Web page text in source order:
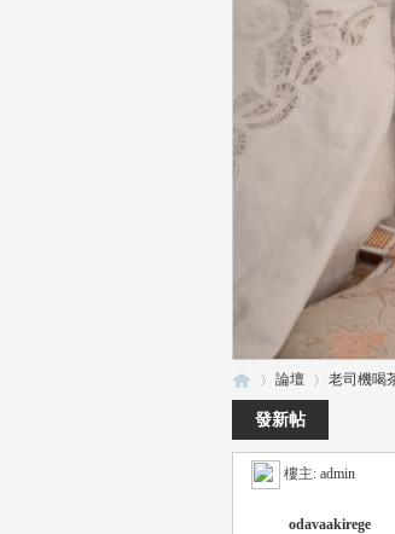
»
論壇
›
老司機喝
發新帖
樓主: admin
odavaakirege